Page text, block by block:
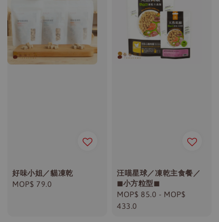
好味小姐／貓凍乾
Regular
MOP$ 79.0
汪喵星球／凍乾主食餐／
◼︎小方粒型◼︎
Regular
price
MOP$ 85.0 - MOP$
433.0